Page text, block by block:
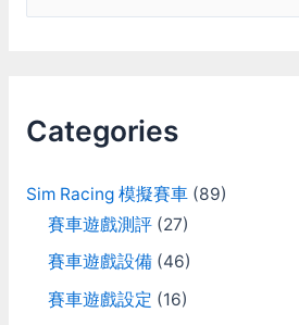
e
h
Categories
Sim Racing 模擬賽車(89)
賽車遊戲測評(27)
賽車遊戲設備(46)
賽車遊戲設定 (16)